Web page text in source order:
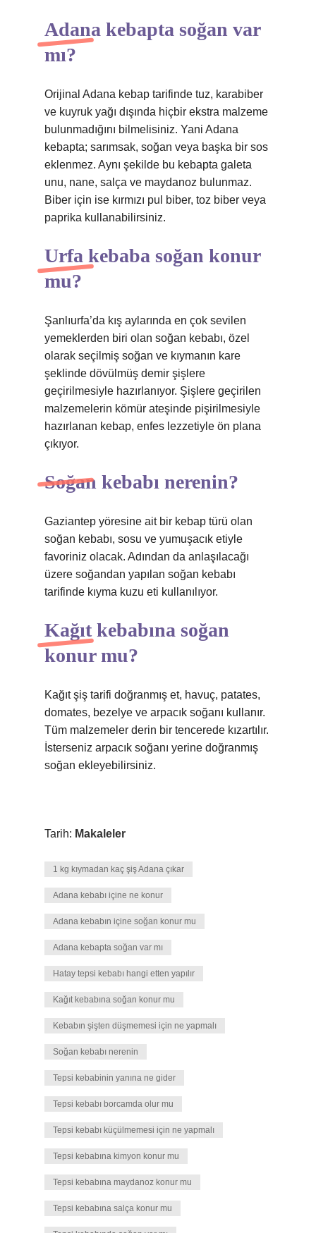
Adana kebapta soğan var
mı?
Orijinal Adana kebap tarifinde tuz, karabiber
ve kuyruk yağı dışında hiçbir ekstra malzeme
bulunmadığını bilmelisiniz. Yani Adana
kebapta; sarımsak, soğan veya başka bir sos
eklenmez. Aynı şekilde bu kebapta galeta
unu, nane, salça ve maydanoz bulunmaz.
Biber için ise kırmızı pul biber, toz biber veya
paprika kullanabilirsiniz.
Urfa kebaba soğan konur
mu?
Şanlıurfa’da kış aylarında en çok sevilen
yemeklerden biri olan soğan kebabı, özel
olarak seçilmiş soğan ve kıymanın kare
şeklinde dövülmüş demir şişlere
geçirilmesiyle hazırlanıyor. Şişlere geçirilen
malzemelerin kömür ateşinde pişirilmesiyle
hazırlanan kebap, enfes lezzetiyle ön plana
çıkıyor.
Soğan kebabı nerenin?
Gaziantep yöresine ait bir kebap türü olan
soğan kebabı, sosu ve yumuşacık etiyle
favoriniz olacak. Adından da anlaşılacağı
üzere soğandan yapılan soğan kebabı
tarifinde kıyma kuzu eti kullanılıyor.
Kağıt kebabına soğan
konur mu?
Kağıt şiş tarifi doğranmış et, havuç, patates,
domates, bezelye ve arpacık soğanı kullanır.
Tüm malzemeler derin bir tencerede kızartılır.
İsterseniz arpacık soğanı yerine doğranmış
soğan ekleyebilirsiniz.
Tarih: Makaleler
1 kg kıymadan kaç şiş Adana çıkar
Adana kebabı içine ne konur
Adana kebabın içine soğan konur mu
Adana kebapta soğan var mı
Hatay tepsi kebabı hangi etten yapılır
Kağıt kebabına soğan konur mu
Kebabın şişten düşmemesi için ne yapmalı
Soğan kebabı nerenin
Tepsi kebabinin yanına ne gider
Tepsi kebabı borcamda olur mu
Tepsi kebabı küçülmemesi için ne yapmalı
Tepsi kebabına kimyon konur mu
Tepsi kebabına maydanoz konur mu
Tepsi kebabına salça konur mu